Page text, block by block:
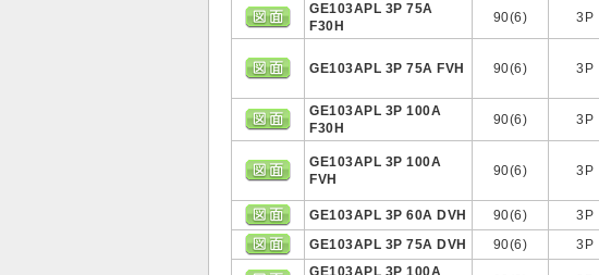
GE103APL 3P 75A
F30H
90(6) 3P
GE103APL 3P 75A FVH 90(6) 3P
GE103APL 3P 100A
F30H
90(6) 3P
GE103APL 3P 100A
FVH
90(6) 3P
GE103APL 3P 60A DVH 90(6) 3P
GE103APL 3P 75A DVH
90(6) 3P
GE103APL 3P 100A